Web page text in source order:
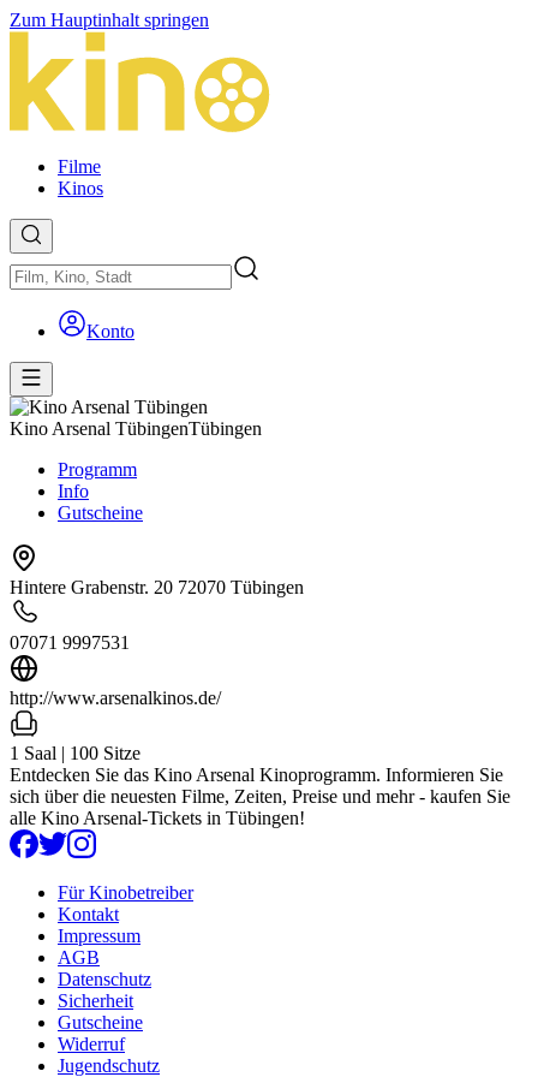
Zum Hauptinhalt springen
Filme
Kinos
Konto
Kino Arsenal TübingenTübingen
Programm
Info
Gutscheine
Hintere Grabenstr. 20 72070 Tübingen
07071 9997531
http://www.arsenalkinos.de/
1 Saal | 100 Sitze
Entdecken Sie das Kino Arsenal Kinoprogramm. Informieren Sie
sich über die neuesten Filme, Zeiten, Preise und mehr - kaufen Sie
alle Kino Arsenal-Tickets in Tübingen!
Für Kinobetreiber
Kontakt
Impressum
AGB
Datenschutz
Sicherheit
Gutscheine
Widerruf
Jugendschutz